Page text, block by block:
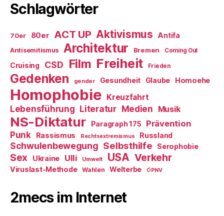
Schlagwörter
70er 80er ACT UP Aktivismus Antifa
Antisemitismus Architektur Bremen Coming Out
Cruising CSD Film Freiheit Frieden
Gedenken gender Gesundheit Glaube Homoehe
Homophobie Kreuzfahrt
Lebensführung Literatur Medien Musik
NS-Diktatur Paragraph 175
Prävention
Punk
Rassismus Rechtsextremismus Russland
Schwulenbewegung Selbsthilfe Serophobie
Sex Ukraine Ulli Umwelt USA Verkehr
Viruslast-Methode Wahlen Welterbe ÖPNV
2mecs im Internet